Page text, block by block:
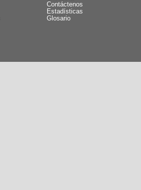
Contáctenos
Estadísticas
Glosario